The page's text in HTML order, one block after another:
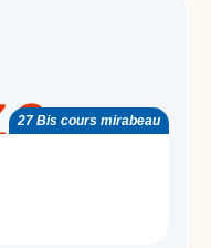
27 Bis cours mirabeau